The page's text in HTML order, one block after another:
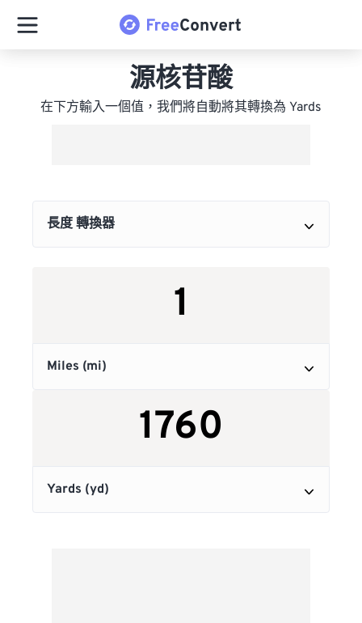
源核苷酸
在下方輸入一個值，我們將自動將其轉換為 Yards